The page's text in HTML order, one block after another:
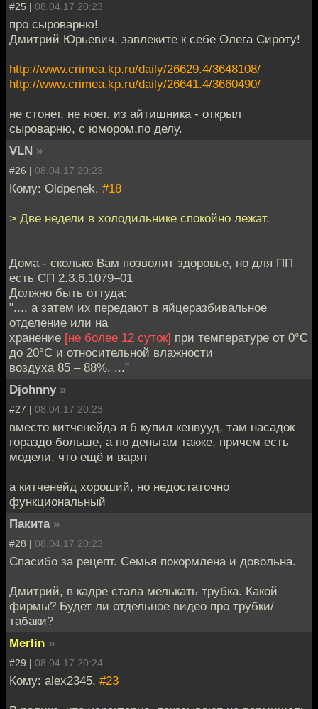
#25 | 08.04.17 20:23
про сыроварню!
Дмитрий Юрьевич, завлеките к себе Олега Сироту!
http://www.crimea.kp.ru/daily/26629.4/3648108/
http://www.crimea.kp.ru/daily/26641.4/3660490/
не стонет, не ноет. из айтишника - открыл
сыроварню, с юмором,по делу.
VLN »
#26 | 08.04.17 20:23
Кому: Oldpenek, #18
> Две недели в холодильнике спокойно лежат.
Дома - сколько Вам позволит здоровье, но для ПП
есть СП 2.3.6.1079–01
Должно быть оттуда:
".... а затем их передают в яйцеразбивальное
отделение или на
хранение [не более 12 суток] при температуре от 0°С
до 20°С и относительной влажности
воздуха 85 – 88%. ..."
Djohnny »
#27 | 08.04.17 20:23
вместо китченейда я б купил кенвууд, там насадок
гораздо больше, а по деньгам также, причем есть
модели, что ещё и варят
а китченейд хороший, но недостаточно
функциональный
Пакита »
#28 | 08.04.17 20:23
Спасибо за рецепт. Семья покормлена и довольна.
Дмитрий, в кадре стала мелькать трубка. Какой
фирмы? Будет ли отдельное видео про трубки/
табаки?
Merlin »
#29 | 08.04.17 20:24
Кому: alex2345, #23